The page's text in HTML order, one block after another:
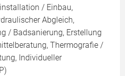
/ Einbau,
Abgleich,
/ Badsanierung, Erstellung
Thermografie /
Individueller